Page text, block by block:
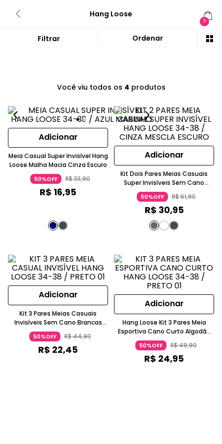
Hang Loose
0
Você viu todos os 4 produtos
Adicionar
Meia Casual Super Invisível Hang
Loose Malha Macia Cinza Escuro
50%OFF R$33,90
R$ 16,95
Adicionar
Kit Dois Pares Meias Casuais
Super Invisíveis Sem Cano
Branco Hang Loose
50%OFF R$61,90
R$ 30,95
Adicionar
Kit 3 Pares Meias Casuais
Invisíveis Sem Cano Brancas
Hang Loose
50%OFF R$44,90
R$ 22,45
Adicionar
Hang Loose Kit 3 Pares Meia
Esportiva Cano Curto Algodão
Unissex HL2.01
50%OFF R$49,90
R$ 24,95